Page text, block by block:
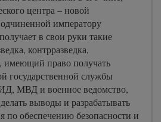
центра – новой
императору
в свои руки такие
контрразведка,
имеющий право получать
государственной службы
МВД и военное ведомство,
выводы и разрабатывать
по обеспечению безопасности и